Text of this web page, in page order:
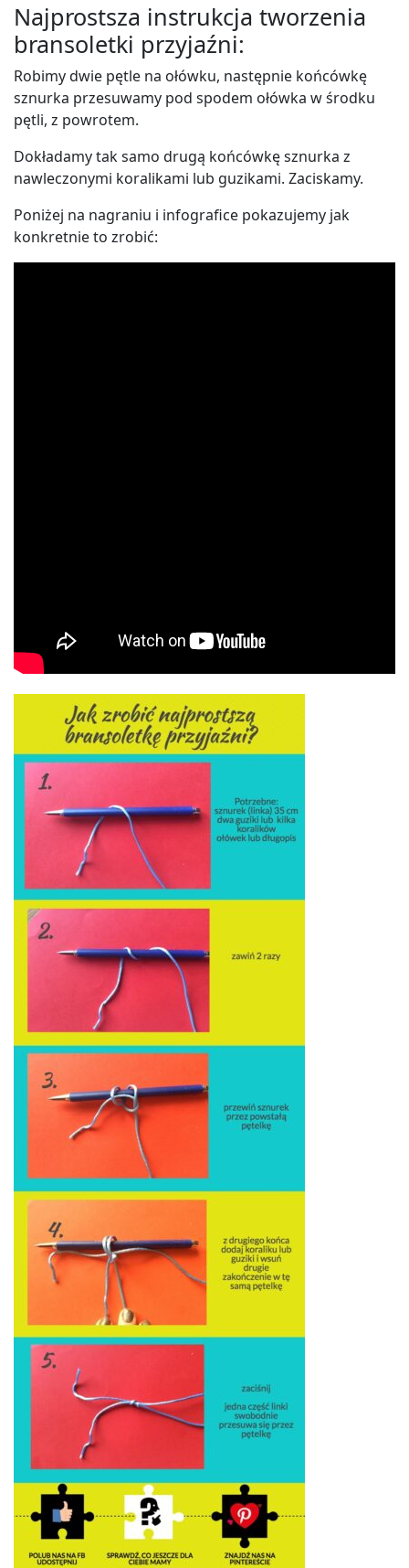
Najprostsza instrukcja tworzenia
bransoletki przyjaźni:
Robimy dwie pętle na ołówku, następnie końcówkę
sznurka przesuwamy pod spodem ołówka w środku
pętli, z powrotem.
Dokładamy tak samo drugą końcówkę sznurka z
nawleczonymi koralikami lub guzikami. Zaciskamy.
Poniżej na nagraniu i infografice pokazujemy jak
konkretnie to zrobić: